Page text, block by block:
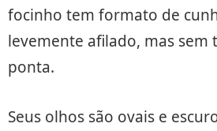
focinho tem formato de
levemente afilado, mas sem
ponta.
Seus olhos são ovais e